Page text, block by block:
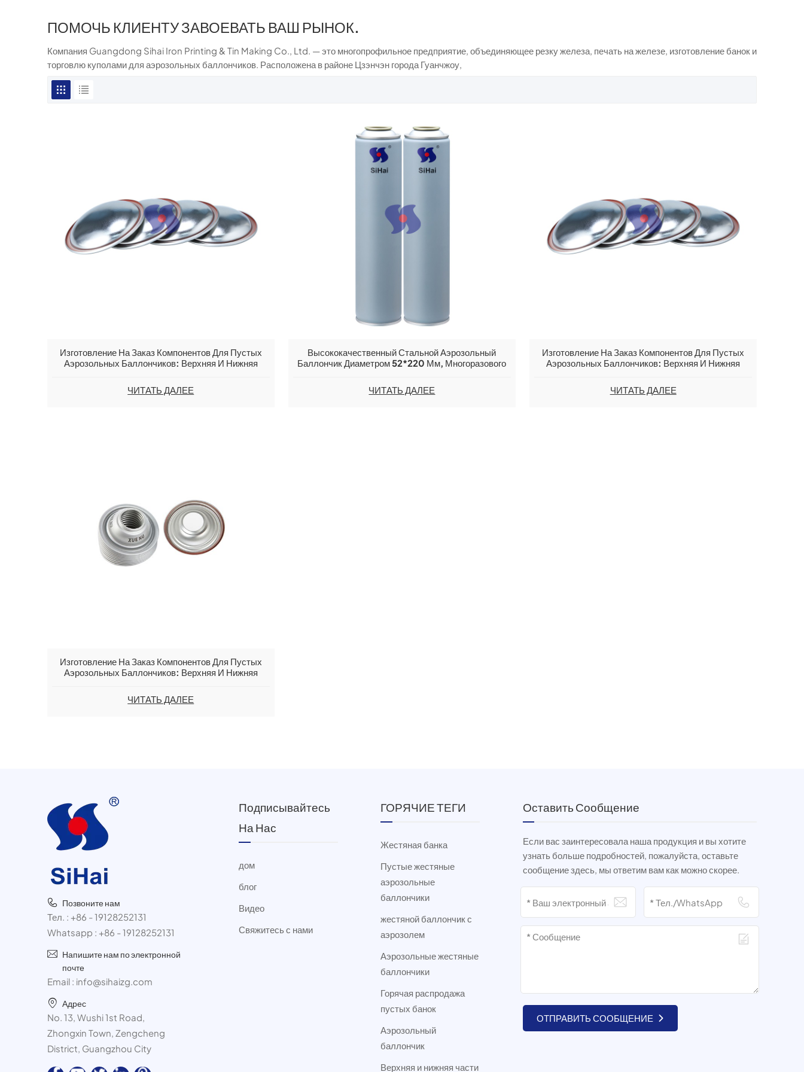
ПОМОЧЬ КЛИЕНТУ ЗАВОЕВАТЬ ВАШ РЫНОК.
Компания Guangdong Sihai Iron Printing & Tin Making Co., Ltd. — это многопрофильное предприятие, объединяющее резку железа, печать на железе, изготовление банок и
торговлю куполами для аэрозольных баллончиков. Расположена в районе Цзэнчэн города Гуанчжоу,
Изготовление На Заказ Компонентов Для Пустых
Аэрозольных Баллончиков: Верхняя И Нижняя
Аэрозольного Баллончика.
ЧИТАТЬ ДАЛЕЕ
Высококачественный Стальной Аэрозольный
Баллончик Диаметром 52*220 Мм, Многоразового
ЧИТАТЬ ДАЛЕЕ
Изготовление На Заказ Компонентов Для Пустых
Аэрозольных Баллончиков: Верхняя И Нижняя
Аэрозольного Баллончика.
ЧИТАТЬ ДАЛЕЕ
Изготовление На Заказ Компонентов Для Пустых
Аэрозольных Баллончиков: Верхняя И Нижняя
ЧИТАТЬ ДАЛЕЕ
Позвоните нам
Тел. : +86 - 19128252131
Whatsapp : +86 - 19128252131
Напишите нам по электронной
почте
Email : info@sihaizg.com
Адрес
No. 13, Wushi 1st Road,
Zhongxin Town, Zengcheng
District, Guangzhou City
Подписывайтесь
На Нас
дом
блог
Видео
Свяжитесь с нами
ГОРЯЧИЕ ТЕГИ
Жестяная банка
Пустые жестяные
аэрозольные
баллончики
жестяной баллончик с
аэрозолем
Аэрозольные жестяные
баллончики
Горячая распродажа
пустых банок
Аэрозольный
баллончик
Верхняя и нижняя части
Оставить Сообщение
Если вас заинтересовала наша продукция и вы хотите
узнать больше подробностей, пожалуйста, оставьте
сообщение здесь, мы ответим вам как можно скорее.
ОТПРАВИТЬ СООБЩЕНИЕ